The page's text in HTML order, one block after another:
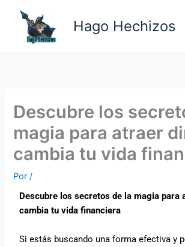
contenido
Hago Hechizos
Descubre los
magia para atraer
cambia tu vida
Por/
Descubre los secretos de la magia para
cambia tu vida financiera
Si estás buscando una forma efectiva y